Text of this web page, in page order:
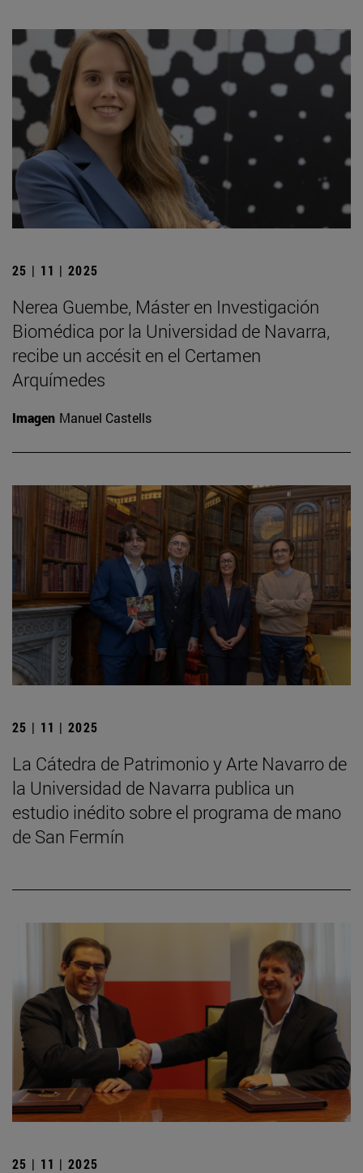
25 | 11 | 2025
Nerea Guembe, Máster en Investigación
Biomédica por la Universidad de Navarra,
recibe un accésit en el Certamen
Arquímedes
Imagen Manuel Castells
25 | 11 | 2025
La Cátedra de Patrimonio y Arte Navarro de
la Universidad de Navarra publica un
estudio inédito sobre el programa de mano
de San Fermín
25 | 11 | 2025